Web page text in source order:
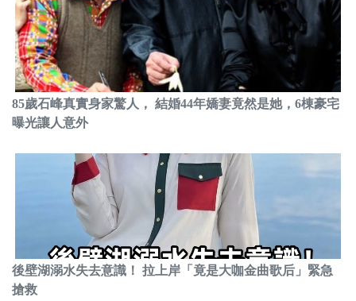
85歲石峰真實身家驚人， 結婚44年嬌妻竟然是她，6棟豪宅
曝光讓人意外
後壁湖溺水失去意識！ 拉上岸「竟是大咖金曲歌后」緊急
搶救